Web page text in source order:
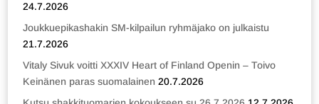
24.7.2026
Joukkuepikashakin SM-kilpailun ryhmäjako on julkaistu
21.7.2026
Vitaly Sivuk voitti XXXIV Heart of Finland Openin – Toivo
Keinänen paras suomalainen 20.7.2026